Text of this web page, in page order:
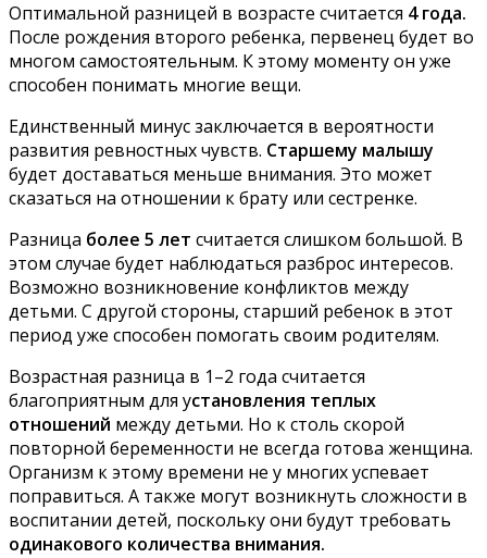
Оптимальной разницей в возрасте считается 4 года.
После рождения второго ребенка, первенец будет во
многом самостоятельным. К этому моменту он уже
способен понимать многие вещи.
Единственный минус заключается в вероятности
развития ревностных чувств. Старшему малышу
будет доставаться меньше внимания. Это может
сказаться на отношении к брату или сестренке.
Разница более 5 лет считается слишком большой. В
этом случае будет наблюдаться разброс интересов.
Возможно возникновение конфликтов между
детьми. С другой стороны, старший ребенок в этот
период уже способен помогать своим родителям.
Возрастная разница в 1–2 года считается
благоприятным для установления теплых
отношений между детьми. Но к столь скорой
повторной беременности не всегда готова женщина.
Организм к этому времени не у многих успевает
поправиться. А также могут возникнуть сложности в
воспитании детей, поскольку они будут требовать
одинакового количества внимания.